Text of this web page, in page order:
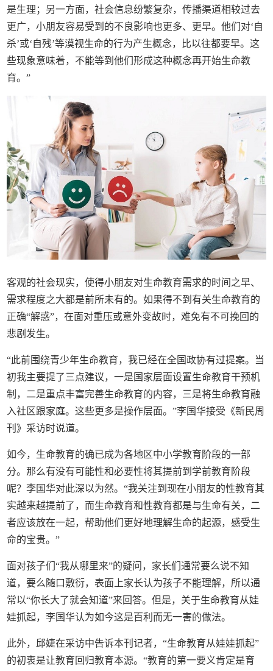
是生理；另一方面，社会信息纷繁复杂，传播渠道相较过去
更广，小朋友容易受到的不良影响也更多、更早。他们对‘自
杀’或‘自残’等漠视生命的行为产生概念，比以往都要早。这
些现象意味着，不能等到他们形成这种概念再开始生命教
育。”
客观的社会现实，使得小朋友对生命教育需求的时间之早、
需求程度之大都是前所未有的。如果得不到有关生命教育的
正确“解惑”，在面对重压或意外变故时，难免有不可挽回的
悲剧发生。
“此前围绕青少年生命教育，我已经在全国政协有过提案。当
初我主要提了三点建议，一是国家层面设置生命教育干预机
制，二是重点丰富完善生命教育的内容，三是将生命教育融
入社区跟家庭。这些更多是操作层面。”李国华接受《新民周
刊》采访时说道。
如今，生命教育的确已成为各地区中小学教育阶段的一部
分。那么有没有可能性和必要性将其提前到学前教育阶段
呢？李国华对此深以为然。“我关注到现在小朋友的性教育其
实越来越提前了，而生命教育和性教育都是与生命有关，二
者应该放在一起，帮助他们更好地理解生命的起源，感受生
命的宝贵。”
面对孩子们“我从哪里来”的疑问，家长们通常要么说不知
道，要么随口敷衍，表面上家长认为孩子不能理解，所以通
常以“你长大了就会知道”来回答。但是，关于生命教育从娃
娃抓起，李国华认为如今这是百利而无一害的做法。
此外，邱婕在采访中告诉本刊记者，“生命教育从娃娃抓起”
的初衷是让教育回归教育本源。“教育的第一要义肯定是育